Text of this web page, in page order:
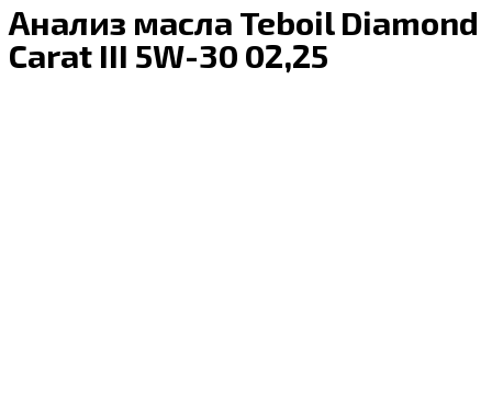
Анализ масла Teboil Diamond
Carat III 5W-30 02,25